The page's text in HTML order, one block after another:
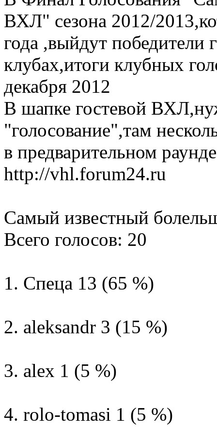
ВХЛ" сезона 2012/
года ,выйдут победители
клубах,итоги клубных
декабря 2012
В шапке гостевой
"голосование",там
в предварительном
http://vhl.forum24.ru
Самый известный
Всего голосов: 20
1. Спеца 13 (65 %)
2. aleksandr 3 (15 %)
3. alex 1 (5 %)
4. rolo-tomasi 1 (5 %)